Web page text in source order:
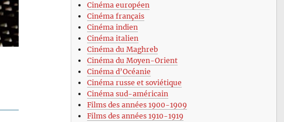
Cinéma européen
Cinéma français
Cinéma indien
Cinéma italien
Cinéma du Maghreb
Cinéma du Moyen-Orient
Cinéma d’Océanie
Cinéma russe et soviétique
Cinéma sud-américain
Films des années 1900-1909
Films des années 1910-1919